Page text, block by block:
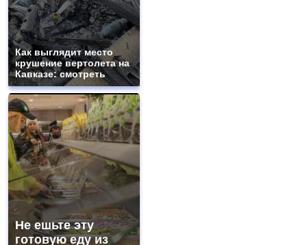
Как выглядит место
крушение вертолета на
Кавказе: смотреть
Не ешьте эту
готовую еду из